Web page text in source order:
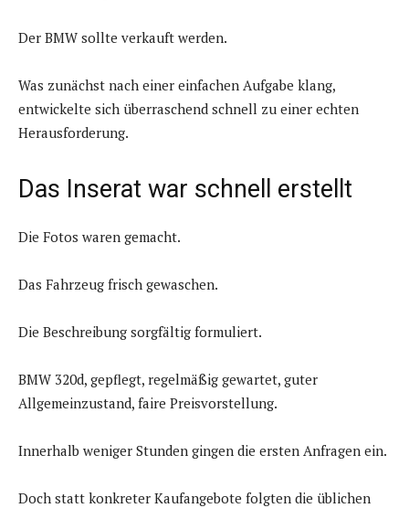
Der BMW sollte verkauft werden.
Was zunächst nach einer einfachen Aufgabe klang,
entwickelte sich überraschend schnell zu einer echten
Herausforderung.
Das Inserat war schnell erstellt
Die Fotos waren gemacht.
Das Fahrzeug frisch gewaschen.
Die Beschreibung sorgfältig formuliert.
BMW 320d, gepflegt, regelmäßig gewartet, guter
Allgemeinzustand, faire Preisvorstellung.
Innerhalb weniger Stunden gingen die ersten Anfragen ein.
Doch statt konkreter Kaufangebote folgten die üblichen